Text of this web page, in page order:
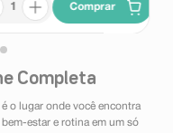
Comprar
Completa
o lugar onde você encontra
estar e rotina em um só